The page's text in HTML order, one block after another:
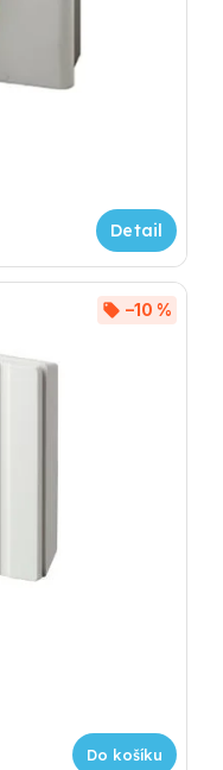
–10 %
Do košíku